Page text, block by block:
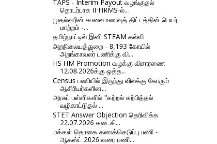
TAPS - Interim Payout வழங்குதல்
தொடர்பாக IFHRMS-ல்...
முதல்வரின் காலை உணவுத் திட்டத்தின் பெயர்
மாற்றம் -...
தமிழ்நாட்டில் இனி STEAM கல்வி
அறநிலையத்துறை - 8,193 கோயில்
அறங்காவலர் பணிக்கு வி...
HS HM Promotion வழக்கு விசாரணை
12.08.2026க்கு ஒத்த...
Census பணியில் இருந்து விலக்கு கோரும்
ஆசிரியர்களின...
அரசுப் பள்ளிகளில் "கற்றல் கற்பித்தல்
வழிகாட்டுதல் ...
STET Answer Objection தெரிவிக்க
22.07.2026 கடைசி...
மக்கள் தொகை கணக்கெடுப்பு பணி -
ஆகஸ்ட் 2026 வரை பணி...